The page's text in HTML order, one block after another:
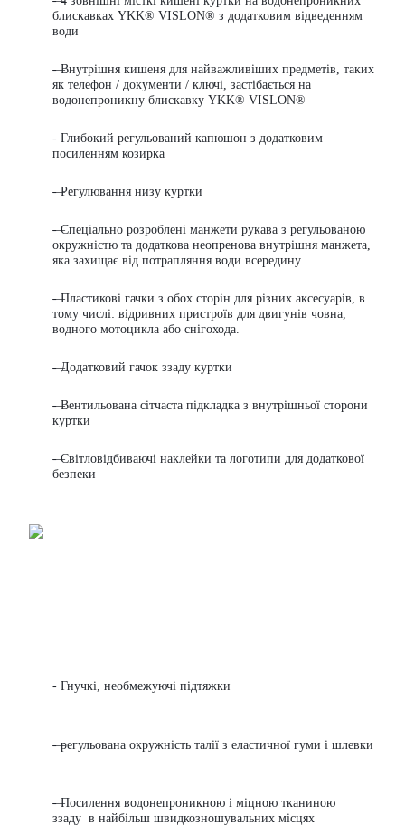
блискавках YKK® VISLON® з додатковим відведенням
води
- Внутрішня кишеня для найважливіших предметів, таких
як телефон / документи / ключі, застібається на
водонепроникну блискавку YKK® VISLON®
- Глибокий регульований капюшон з додатковим
посиленням козирка
- Регулювання низу куртки
- Спеціально розроблені манжети рукава з регульованою
окружністю та додаткова неопренова внутрішня манжета,
яка захищає від потрапляння води всередину
- Пластикові гачки з обох сторін для різних аксесуарів, в
тому числі: відривних пристроїв для двигунів човна,
водного мотоцикла або снігохода.
- Додатковий гачок ззаду куртки
- Вентильована сітчаста підкладка з внутрішньої сторони
куртки
- Світловідбиваючі наклейки та логотипи для додаткової
безпеки
- Гнучкі, необмежуючі підтяжки
- регульована окружність талії з еластичної гуми і шлевки
- Посилення водонепроникною і міцною тканиною
ззаду в найбільш швидкозношувальних місцях